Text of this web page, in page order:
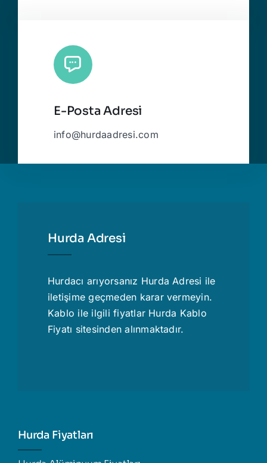
E-Posta Adresi
info@hurdaadresi.com
Hurda Adresi
Hurdacı arıyorsanız Hurda Adresi ile
iletişime geçmeden karar vermeyin.
Kablo ile ilgili fiyatlar Hurda Kablo
Fiyatı sitesinden alınmaktadır.
Hurda Fiyatları